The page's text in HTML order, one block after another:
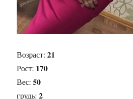
Возраст:21
Рост: 170
Вес:50
грудь:2